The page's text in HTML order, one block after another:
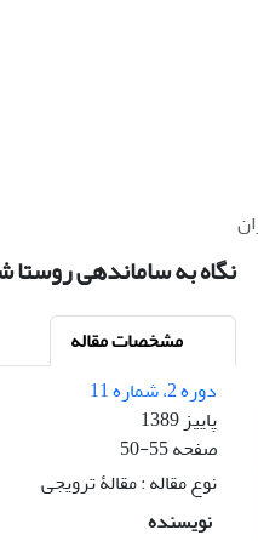
نگاه به ساماندهی روستا
مشخصات مقاله
دوره 2، شماره 11
پاییز 1389
صفحه50-55
نوع مقاله : مقالۀ ترویجی
نویسنده